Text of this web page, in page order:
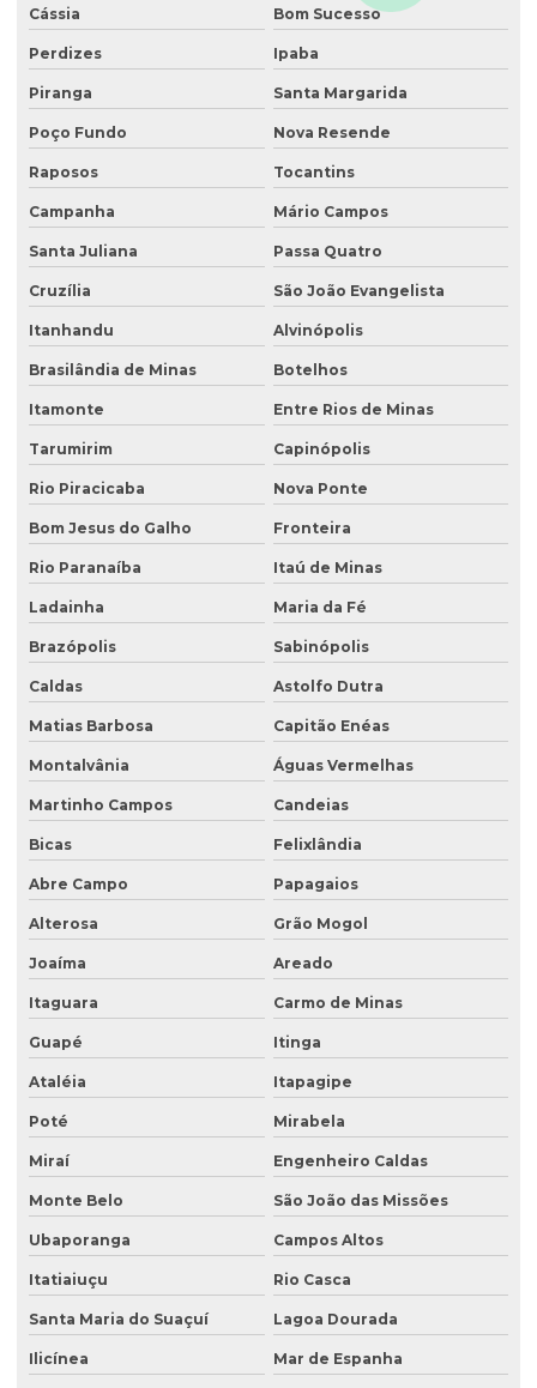
Reflorestamento recuperação de áreas degradadas
Relatório de investigação de passivo ambiental
Retirada de tanque de combustível subterrâneo
Retirada de tanque subterrâneo
Retirada de tanques
Serviço de consultoria ambiental
Serviço de desativação de tanque subterrâneo
Serviço de desativação de tanques
Serviço de licenciamento ambiental
Serviço de retirada de tanque subterrâneo
Serviço de sondagem
Sondagem ambiental
Sondagem geofísica
Sondagem geofísica poço artesiano
Sondagem geológica
Sondagem geotécnica
Sondagem de solo para construção
Sondagem de solo para construção civil
Sondagem de solos e rochas
Sondagem de subsolo
Sondagem de terreno para construção
Tampa para poço de monitoramento
Cássia Bom Sucesso
Perdizes Ipaba
Piranga Santa Margarida
Poço Fundo Nova Resende
Raposos Tocantins
Campanha Mário Campos
Santa Juliana Passa Quatro
Cruzília São João Evangelista
Itanhandu Alvinópolis
Brasilândia de Minas Botelhos
Itamonte Entre Rios de Minas
Tarumirim Capinópolis
Rio Piracicaba Nova Ponte
Bom Jesus do Galho Fronteira
Rio Paranaíba Itaú de Minas
Ladainha Maria da Fé
Brazópolis Sabinópolis
Caldas Astolfo Dutra
Matias Barbosa Capitão Enéas
Montalvânia Águas Vermelhas
Martinho Campos Candeias
Bicas Felixlândia
Abre Campo Papagaios
Alterosa Grão Mogol
Joaíma Areado
Itaguara Carmo de Minas
Guapé Itinga
Ataléia Itapagipe
Poté Mirabela
Miraí Engenheiro Caldas
Monte Belo São João das Missões
Ubaporanga Campos Altos
Itatiaiuçu Rio Casca
Santa Maria do Suaçuí Lagoa Dourada
Ilicínea Mar de Espanha